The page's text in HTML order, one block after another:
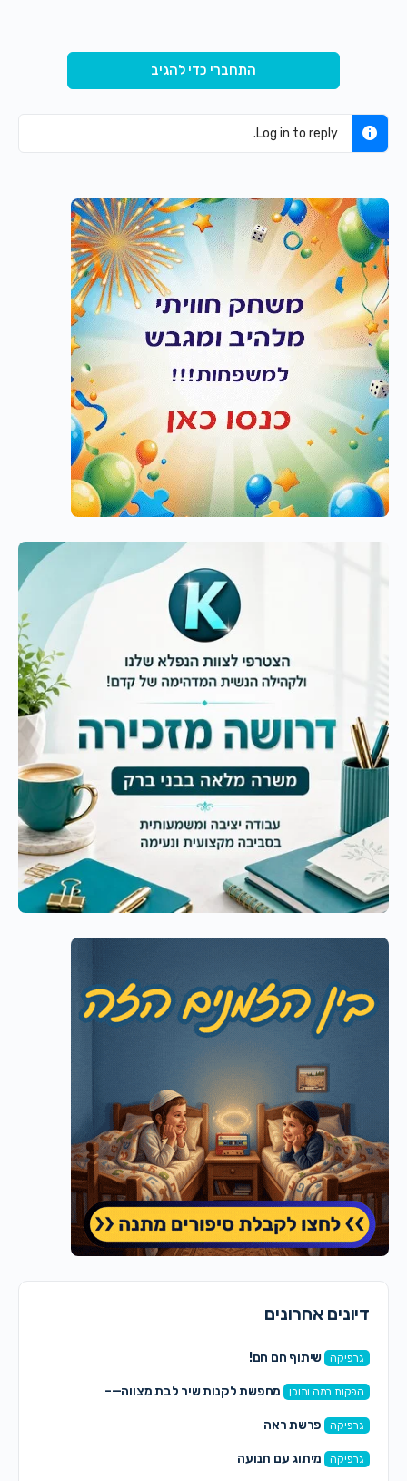
התחברי כדי להגיב
Log in to reply.
דיונים אחרונים
גרפיקה שיתוף חם חם!
הפקות במה ותוכן מחפשת לקנות שיר לבת מצווה—–
גרפיקה פרשת ראה
גרפיקה מיתוג עם תנועה